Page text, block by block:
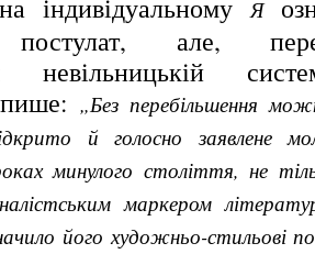
індивідуальномуЯ
постулат, але,
невільницькій
„Без перебільшення
й голосно заявлене
минулого століття, не
маркером
його художньо-стильові